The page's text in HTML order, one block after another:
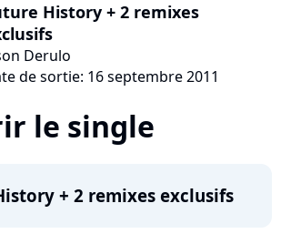
History + 2 remixes
Derulo
de sortie: 16 septembre 2011
le single
+ 2 remixes exclusifs